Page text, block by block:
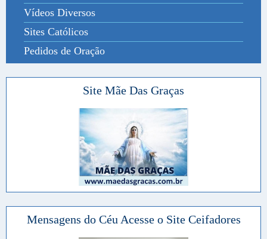
Vídeos Diversos
Sites Católicos
Pedidos de Oração
Site Mãe Das Graças
Mensagens do Céu Acesse o Site Ceifadores